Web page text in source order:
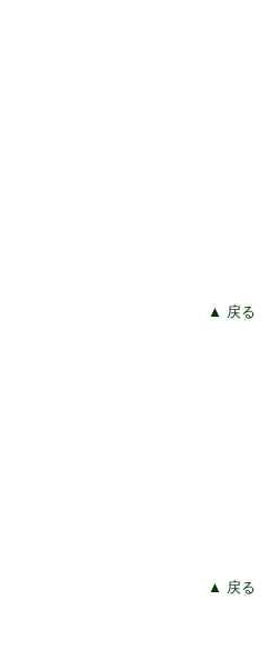
▲ 戻る
▲ 戻る